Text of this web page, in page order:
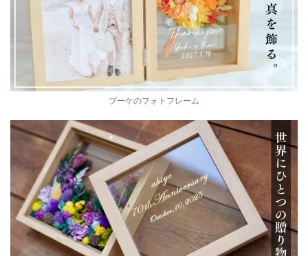
ブーケのフォトフレーム